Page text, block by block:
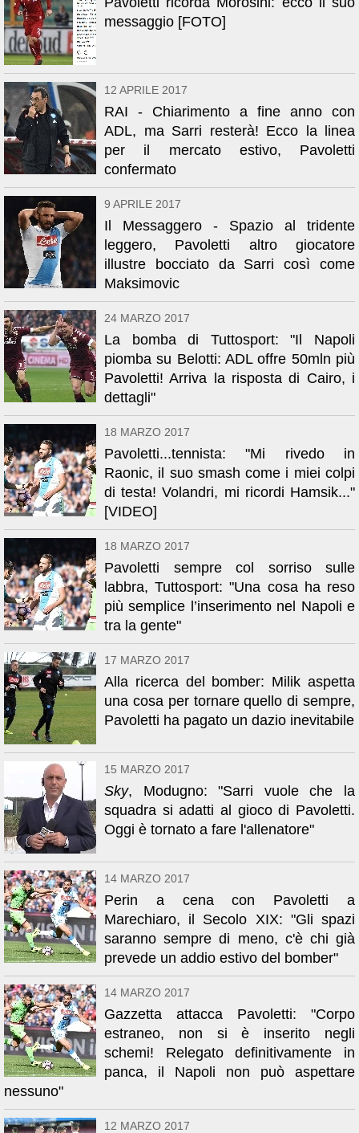
messaggio [FOTO]
12 APRILE 2017
RAI - Chiarimento a fine anno con
ADL, ma Sarri resterà! Ecco la linea
per il mercato estivo, Pavoletti
confermato
9 APRILE 2017
Il Messaggero - Spazio al tridente
leggero, Pavoletti altro giocatore
illustre bocciato da Sarri così come
Maksimovic
24 MARZO 2017
La bomba di Tuttosport: "Il Napoli
piomba su Belotti: ADL offre 50mln più
Pavoletti! Arriva la risposta di Cairo, i
dettagli"
18 MARZO 2017
Pavoletti...tennista: "Mi rivedo in
Raonic, il suo smash come i miei colpi
di testa! Volandri, mi ricordi Hamsik..."
[VIDEO]
18 MARZO 2017
Pavoletti sempre col sorriso sulle
labbra, Tuttosport: "Una cosa ha reso
più semplice l’inserimento nel Napoli e
tra la gente"
17 MARZO 2017
Alla ricerca del bomber: Milik aspetta
una cosa per tornare quello di sempre,
Pavoletti ha pagato un dazio inevitabile
15 MARZO 2017
Sky, Modugno: "Sarri vuole che la
squadra si adatti al gioco di Pavoletti.
Oggi è tornato a fare l'allenatore"
14 MARZO 2017
Perin a cena con Pavoletti a
Marechiaro, il Secolo XIX: "Gli spazi
saranno sempre di meno, c'è chi già
prevede un addio estivo del bomber"
14 MARZO 2017
Gazzetta attacca Pavoletti: "Corpo
estraneo, non si è inserito negli
schemi! Relegato definitivamente in
panca, il Napoli non può aspettare
nessuno"
12 MARZO 2017